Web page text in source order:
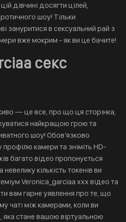
дівчині досягти цілей,
шоу! Тільки
зануритися в сексуальний рай з
вже мокрим - як ви це бачите!
секс
— це все, про що ця сторінка,
найкращою грою та
шоу! Обов’язково
профілю камери та зніміть HD-
багато відео пропонується
кількість токенів ви
Veronica_garciaa xxx відео та
вам гарне уявлення про те, що
чаті між камерами, коли ви
стане вашою віртуальною